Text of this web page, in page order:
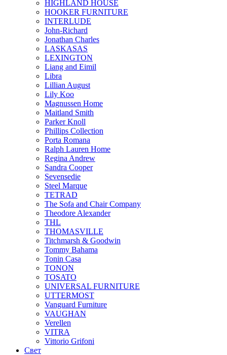
HIGHLAND HOUSE
HOOKER FURNITURE
INTERLUDE
John-Richard
Jonathan Charles
LASKASAS
LEXINGTON
Liang and Eimil
Libra
Lillian August
Lily Koo
Magnussen Home
Maitland Smith
Parker Knoll
Phillips Collection
Porta Romana
Ralph Lauren Home
Regina Andrew
Sandra Cooper
Sevensedie
Steel Marque
TETRAD
The Sofa and Chair Company
Theodore Alexander
THL
THOMASVILLE
Titchmarsh & Goodwin
Tommy Bahama
Tonin Casa
TONON
TOSATO
UNIVERSAL FURNITURE
UTTERMOST
Vanguard Furniture
VAUGHAN
Verellen
VITRA
Vittorio Grifoni
Свет